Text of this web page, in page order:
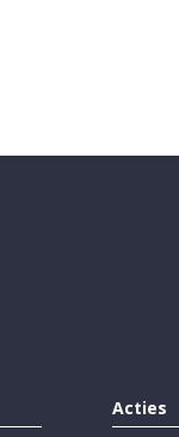
Acties